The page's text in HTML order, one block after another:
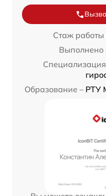
Стаж работы
Выполнено
Образование – РТУ